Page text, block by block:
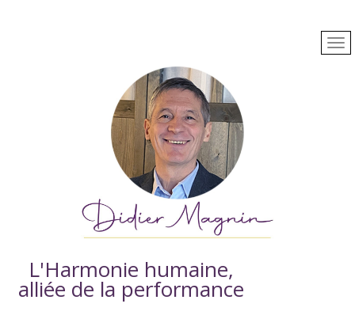
L'Harmonie humaine,
alliée de la performance